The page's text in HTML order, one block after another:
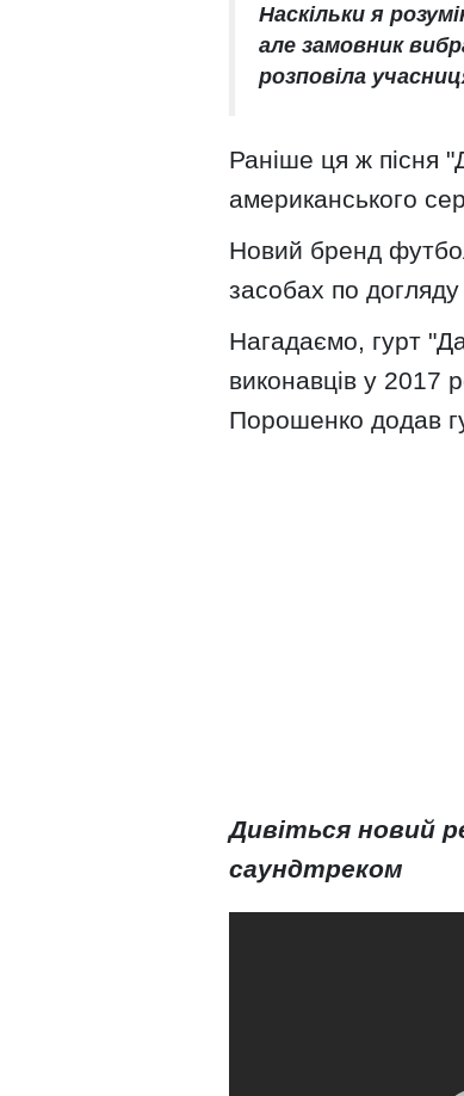
Наскільки я
але замовник
розповіла
Раніше ця ж пісня
американського
Новий бренд
засобах по догляду
Нагадаємо, гурт
виконавців у 2017
Порошенко додав
Дивіться новий
саундтреком